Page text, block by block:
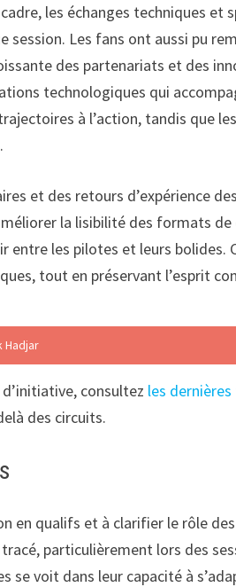
les échanges techniques
session. Les fans ont aussi pu
des partenariats et des
technologiques qui
à l’action, tandis que
.
et des retours d’expérience
la lisibilité des formats
les pilotes et leurs bolides.
tout en préservant l’esprit
Hadjar
consultez les
des circuits.
qualifs et à clarifier le rôle
particulièrement lors des
se voit dans leur capacité à